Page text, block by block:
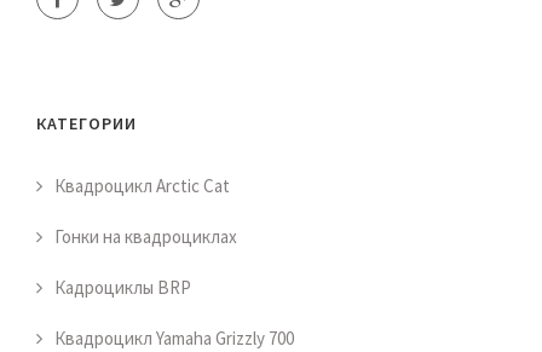
КАТЕГОРИИ
Квадроцикл Arctic Cat
Гонки на квадроциклах
Кадроциклы BRP
Квадроцикл Yamaha Grizzly 700